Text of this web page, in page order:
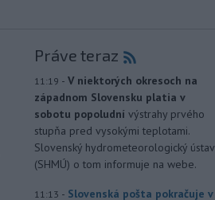
Práve teraz
11:19 - V niektorých okresoch na
západnom Slovensku platia v
sobotu popoludní výstrahy prvého
stupňa pred vysokými teplotami.
Slovenský hydrometeorologický ústav
(SHMÚ) o tom informuje na webe.
11:13 - Slovenská pošta pokračuje v